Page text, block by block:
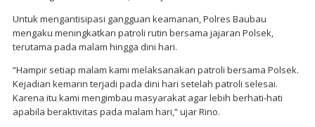
Untuk mengantisipasi gangguan keamanan, Polres Baubau
mengaku meningkatkan patroli rutin bersama jajaran Polsek,
terutama pada malam hingga dini hari.
“Hampir setiap malam kami melaksanakan patroli bersama Polsek.
Kejadian kemarin terjadi pada dini hari setelah patroli selesai.
Karena itu kami mengimbau masyarakat agar lebih berhati-hati
apabila beraktivitas pada malam hari,” ujar Rino.